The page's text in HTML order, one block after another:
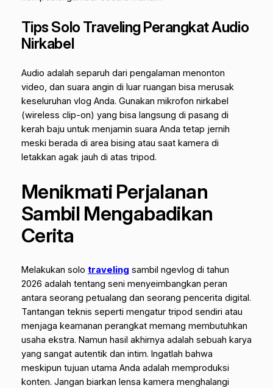
Tips Solo Traveling Perangkat Audio
Nirkabel
Audio adalah separuh dari pengalaman menonton
video, dan suara angin di luar ruangan bisa merusak
keseluruhan vlog Anda. Gunakan mikrofon nirkabel
(wireless clip-on) yang bisa langsung di pasang di
kerah baju untuk menjamin suara Anda tetap jernih
meski berada di area bising atau saat kamera di
letakkan agak jauh di atas tripod.
Menikmati Perjalanan
Sambil Mengabadikan
Cerita
Melakukan solo traveling sambil ngevlog di tahun
2026 adalah tentang seni menyeimbangkan peran
antara seorang petualang dan seorang pencerita digital.
Tantangan teknis seperti mengatur tripod sendiri atau
menjaga keamanan perangkat memang membutuhkan
usaha ekstra. Namun hasil akhirnya adalah sebuah karya
yang sangat autentik dan intim. Ingatlah bahwa
meskipun tujuan utama Anda adalah memproduksi
konten. Jangan biarkan lensa kamera menghalangi